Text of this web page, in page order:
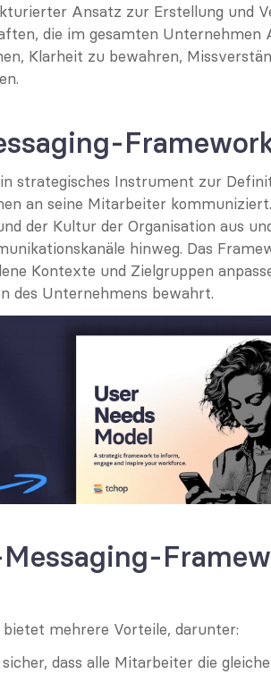
Ansatz zur Erstellung und
die im gesamten Unternehmen
Klarheit zu bewahren,
strategisches Instrument zur
an seine Mitarbeiter
der Kultur der Organisation aus
hinweg. Das
Kontexte und Zielgruppen
des Unternehmens bewahrt.
mehrere Vorteile, darunter:
dass alle Mitarbeiter die